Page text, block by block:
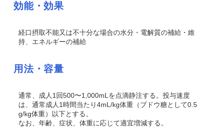
効能・効果
経口摂取不能又は不十分な場合の水分・電解質の補給・維
持、エネルギーの補給
用法・容量
通常、成人1回500〜1,000mLを点滴静注する。投与速度
は、通常成人1時間当たり4mL/kg体重（ブドウ糖として0.5
g/kg体重）以下とする。
なお、年齢、症状、体重に応じて適宜増減する。